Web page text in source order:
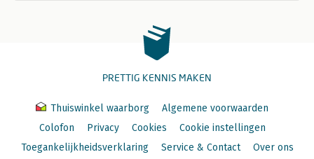
PRETTIG KENNIS MAKEN
Thuiswinkel waarborg
Algemene voorwaarden
Colofon
Privacy Cookies
Cookie instellingen
Toegankelijkheidsverklaring
Service & Contact Over ons